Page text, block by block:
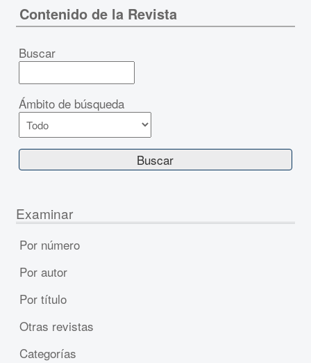
Contenido de la Revista
Buscar
Ámbito de búsqueda
Examinar
Por número
Por autor
Por título
Otras revistas
Categorías